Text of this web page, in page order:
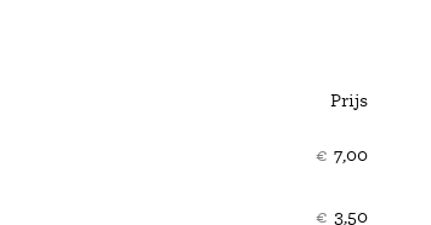
Prijs
€ 7,00
€ 3,50